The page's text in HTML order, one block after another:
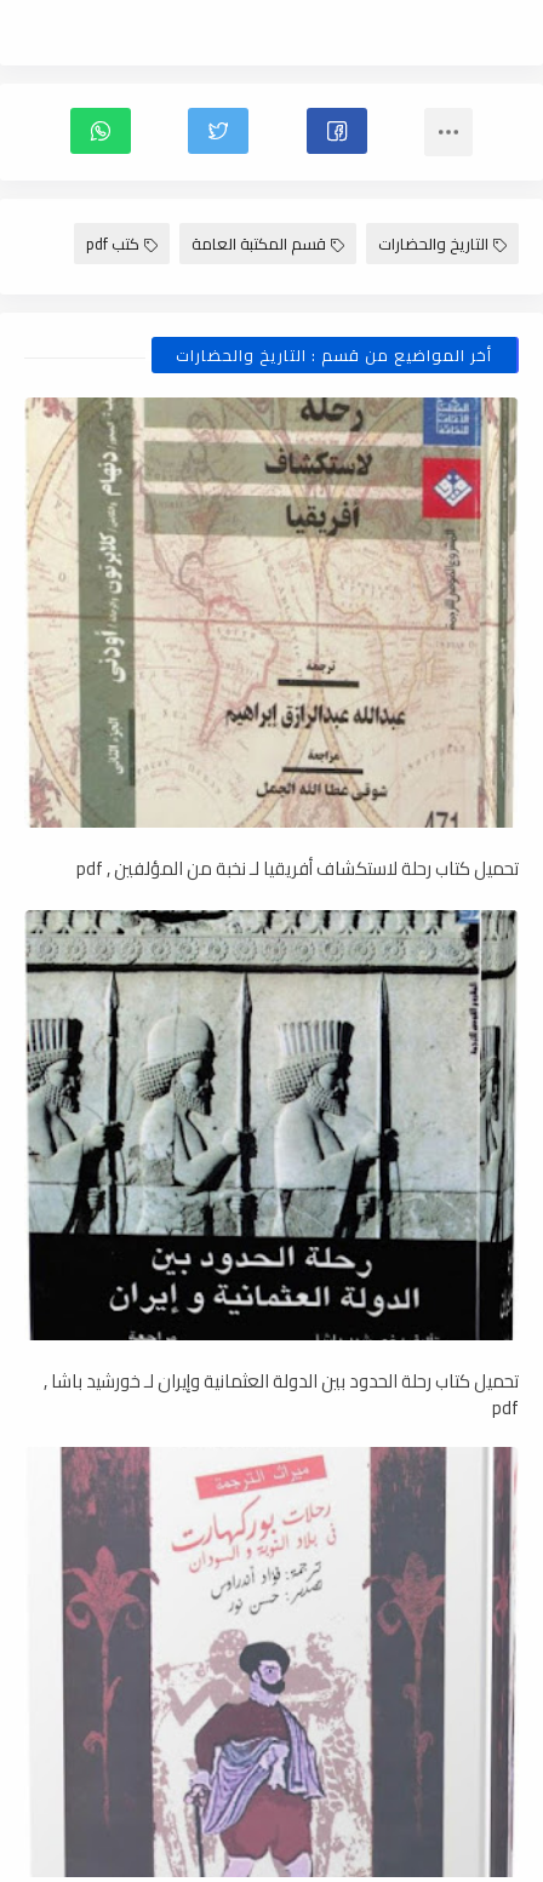
التاريخ والحضارات قسم المكتبة العامة كتب pdf
أخر المواضيع من قسم : التاريخ والحضارات
تحميل كتاب رحلة لاستكشاف أفريقيا لـ نخبة من المؤلفين , pdf
تحميل كتاب رحلة الحدود بين الدولة العثمانية وإيران لـ خورشيد باشا ,
pdf